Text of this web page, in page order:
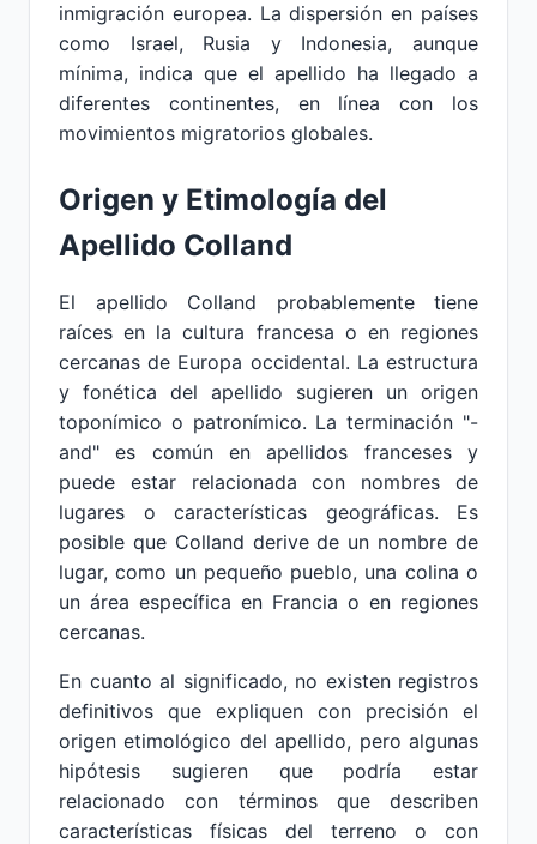
inmigración europea. La dispersión en países
como Israel, Rusia y Indonesia, aunque
mínima, indica que el apellido ha llegado a
diferentes continentes, en línea con los
movimientos migratorios globales.
Origen y Etimología del
Apellido Colland
El apellido Colland probablemente tiene
raíces en la cultura francesa o en regiones
cercanas de Europa occidental. La estructura
y fonética del apellido sugieren un origen
toponímico o patronímico. La terminación "-
and" es común en apellidos franceses y
puede estar relacionada con nombres de
lugares o características geográficas. Es
posible que Colland derive de un nombre de
lugar, como un pequeño pueblo, una colina o
un área específica en Francia o en regiones
cercanas.
En cuanto al significado, no existen registros
definitivos que expliquen con precisión el
origen etimológico del apellido, pero algunas
hipótesis sugieren que podría estar
relacionado con términos que describen
características físicas del terreno o con